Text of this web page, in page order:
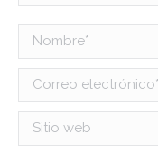
Nombre *
Correo electrónico *
Sitio web